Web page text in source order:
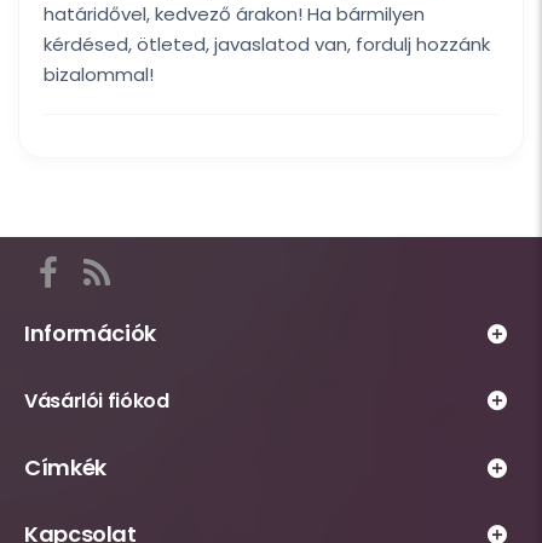
határidővel, kedvező árakon! Ha bármilyen
kérdésed, ötleted, javaslatod van, fordulj hozzánk
bizalommal!
találod
Habsziget
csatornáit,
Facebook
RSS
Információk
működésével
információs
például
Vásárlói fiókod
fiókhoz
oldalak,
Címkék
Kapcsolat